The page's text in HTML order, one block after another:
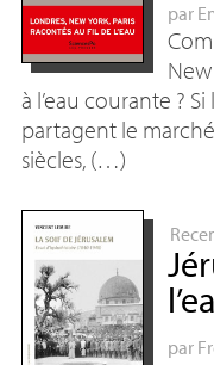
par
à l’eau courante ?
partagent le marché
siècles, (…)
par